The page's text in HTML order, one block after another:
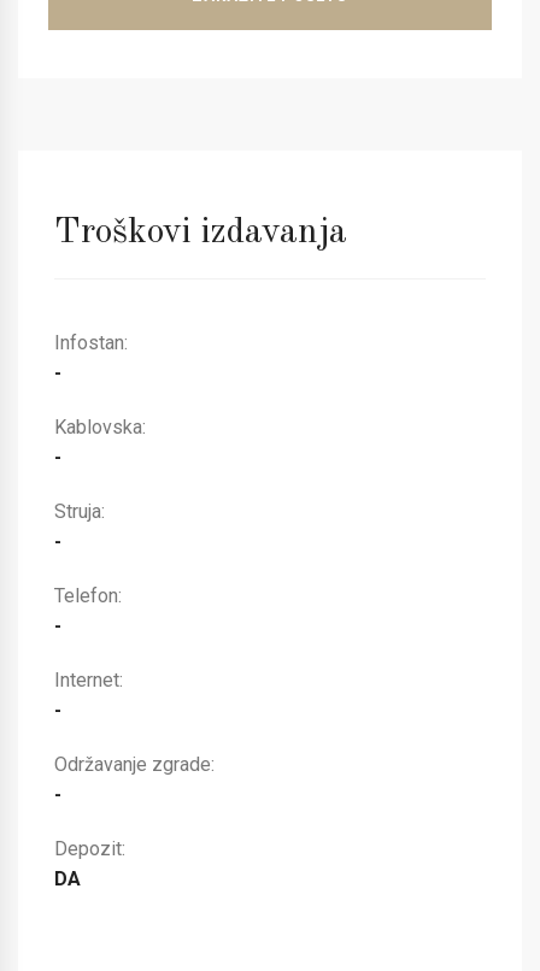
Troškovi izdavanja
Infostan:
-
Kablovska:
-
Struja:
-
Telefon:
-
Internet:
-
Održavanje zgrade:
-
Depozit:
DA